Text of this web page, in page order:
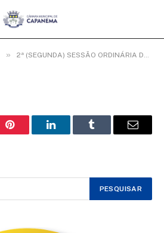
» 2ª (SEGUNDA) SESSÃO ORDINÁRIA DO 3º PERÍODO LEGISLATIVO DA 20ª LEGISLATURA.
Pinterest LinkedInTumblr Email